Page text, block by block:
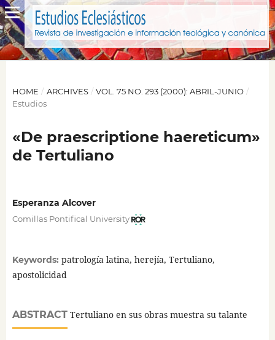
HOME / ARCHIVES / VOL. 75 NO. 293 (2000): ABRIL-JUNIO /
Estudios
«De praescriptione haereticum»
de Tertuliano
Esperanza Alcover
Comillas Pontifical University
Keywords: patrología latina, herejía, Tertuliano,
apostolicidad
ABSTRACTTertuliano en sus obras muestra su talante